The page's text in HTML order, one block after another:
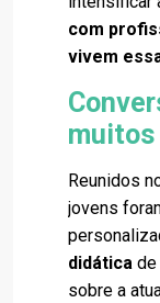
com
vivem
muitos
Reunidos
jovens
didática de
sobre a